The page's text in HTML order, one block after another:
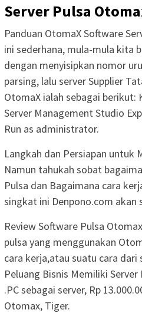
Server Pulsa
Panduan OtomaX Software
ini sederhana, mula-mula kita
dengan menyisipkan nomor
parsing, lalu server Supplier
OtomaX ialah sebagai berikut:
Server Management Studio
Run as administrator.
Langkah dan Persiapan untuk
Namun tahukah sobat
Pulsa dan Bagaimana cara
singkat ini Denpono.com
Review Software Pulsa
pulsa yang menggunakan
cara kerja,atau suatu cara
Peluang Bisnis Memiliki
.PC sebagai server, Rp
Otomax, Tiger.